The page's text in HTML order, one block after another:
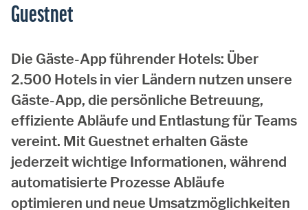
Guestnet
Die Gäste-App führender Hotels: Über
2.500 Hotels in vier Ländern nutzen unsere
Gäste-App, die persönliche Betreuung,
effiziente Abläufe und Entlastung für Teams
vereint. Mit Guestnet erhalten Gäste
jederzeit wichtige Informationen, während
automatisierte Prozesse Abläufe
optimieren und neue Umsatzmöglichkeiten